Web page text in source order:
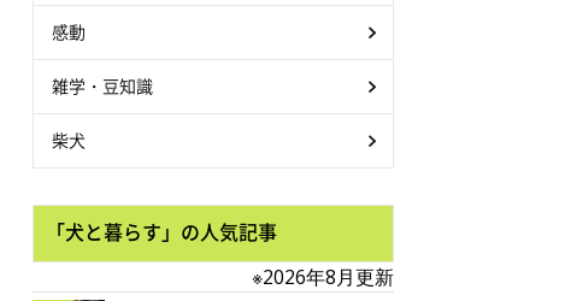
感動
雑学・豆知識
柴犬
「犬と暮らす」の人気記事
※2026年8月更新